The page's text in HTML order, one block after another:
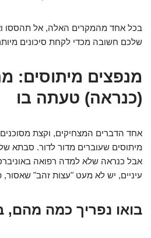
בכל אחד מהמקרים האלה, אל תהססו
שלכם חשובה מכדי לקחת סיכונים
מנפצים מיתוסים:
(כנראה) טעתה בו
אחד הדברים המצחיקים, וקצת
מיתוסים שעוברים מדור לדור. סבתא
אבל כנראה שלא למדה רפואה
עיניים, יש לא מעט "עצות זהב" שאסור,
בואו נפריך כמה מהם,